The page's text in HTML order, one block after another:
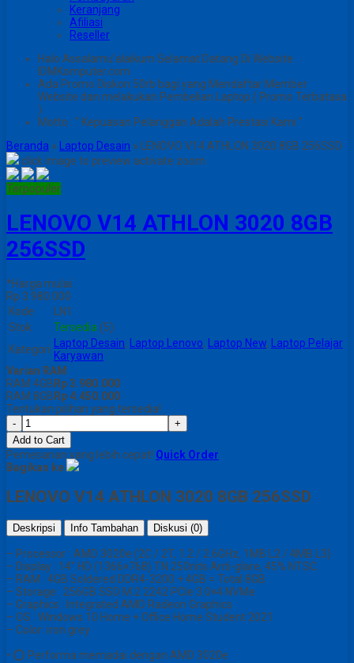
Keranjang
Afiliasi
Reseller
Halo Assalamu’alaikum Selamat Datang Di Website
IDMKomputer.com
Ada Promo Diskon 50rb bagi yang Mendaftar Member
Website dan melakukan Pembelian Laptop ( Promo Terbatasa
)
Motto : " Kepuasan Pelanggan Adalah Prestasi Kami "
Beranda » Laptop Desain »
LENOVO V14 ATHLON 3020 8GB 256SSD
click image to preview activate zoom
Terpopuler
LENOVO V14 ATHLON 3020 8GB
256SSD
*Harga mulai
Rp 3.980.000
Kode
LN1
Stok
Tersedia (5)
Kategori Laptop Desain, Laptop Lenovo, Laptop New, Laptop Pelajar
Karyawan
Varian RAM
RAM 4GBRp 3.980.000
RAM 8GBRp 4.450.000
Tentukan pilihan yang tersedia!
-
+
Add to Cart
Pemesanan yang lebih cepat! Quick Order
Bagikan ke
LENOVO V14 ATHLON 3020 8GB 256SSD
Deskripsi Info Tambahan Diskusi (0)
– Processor : AMD 3020e (2C / 2T, 1.2 / 2.6GHz, 1MB L2 / 4MB L3)
– Display : 14″ HD (1366×768) TN 250nits Anti-glare, 45% NTSC.
– RAM : 4GB Soldered DDR4-3200 + 4GB = Total 8GB
– Storage : 256GB SSD M.2 2242 PCIe 3.0×4 NVMe
– Graphics : Integrated AMD Radeon Graphics
– OS : Windows 10 Home + Office Home Student 2021
– Color: iron grey
• ⭕ Performa memadai dengan AMD 3020e